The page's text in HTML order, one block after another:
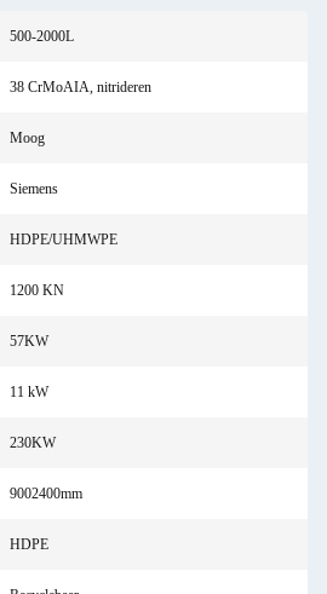
500-2000L
38 CrMoAIA, nitrideren
Moog
Siemens
HDPE/UHMWPE
1200 KN
57KW
11 kW
230KW
9002400mm
HDPE